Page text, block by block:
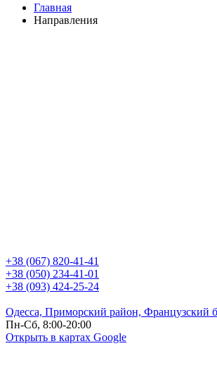
Главная
Направления
+38 (067) 820-41-41
+38 (050) 234-41-01
+38 (093) 424-25-24
Одесса, Приморский район, Французский
Пн-Сб, 8:00-20:00
Открыть в картах Google